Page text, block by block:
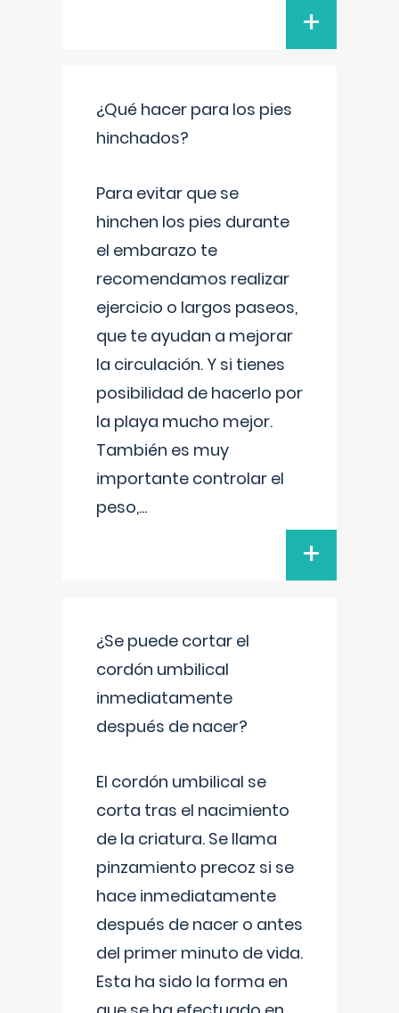
+
¿Qué hacer para los pies
hinchados?
Para evitar que se
hinchen los pies durante
el embarazo te
recomendamos realizar
ejercicio o largos paseos,
que te ayudan a mejorar
la circulación. Y si tienes
posibilidad de hacerlo por
la playa mucho mejor.
También es muy
importante controlar el
peso,...
+
¿Se puede cortar el
cordón umbilical
inmediatamente
después de nacer?
El cordón umbilical se
corta tras el nacimiento
de la criatura. Se llama
pinzamiento precoz si se
hace inmediatamente
después de nacer o antes
del primer minuto de vida.
Esta ha sido la forma en